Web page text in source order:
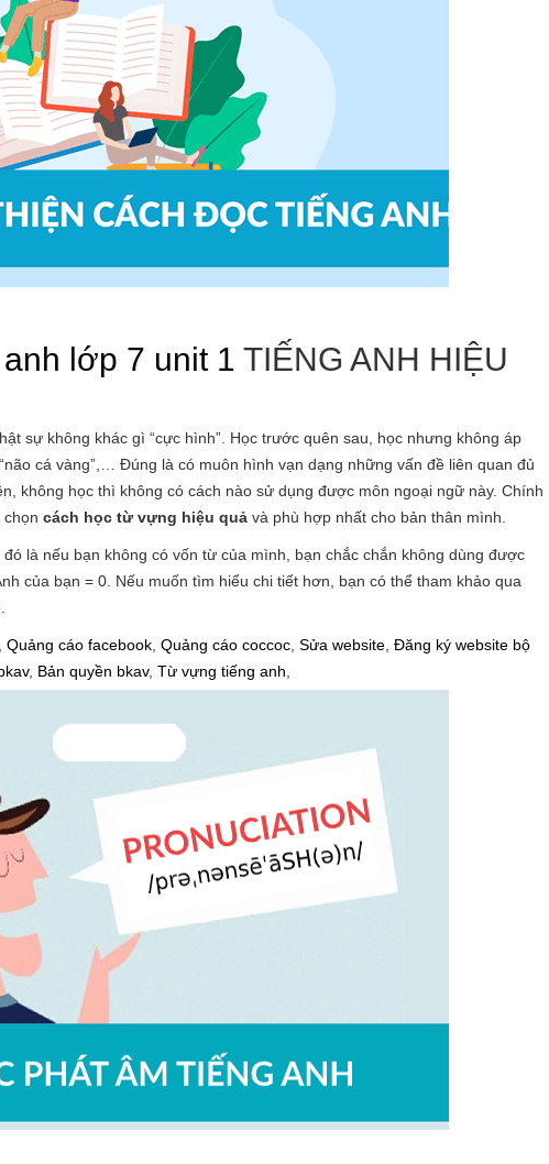
lớp 7 unit 1 TIẾNG ANH HIỆU
sự không khác gì “cực hình”. Học trước quên sau, học nhưng không áp
cá vàng”,… Đúng là có muôn hình vạn dạng những vấn đề liên quan đủ
không học thì không có cách nào sử dụng được môn ngoại ngữ này. Chính
cách học từ vựng hiệu quả và phù hợp nhất cho bản thân mình.
là nếu bạn không có vốn từ của mình, bạn chắc chắn không dùng được
của bạn = 0. Nếu muốn tìm hiểu chi tiết hơn, bạn có thể tham khảo qua
Quảng cáo facebook Quảng cáo coccoc Sửa website Đăng ký website bộ
, Bản quyền bkav, Từ vựng tiếng anh